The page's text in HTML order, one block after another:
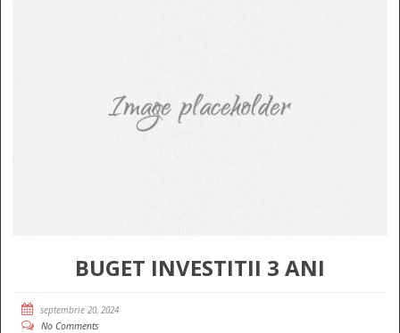
BUGET INVESTITII 3 ANI
septembrie 20, 2024
No Comments